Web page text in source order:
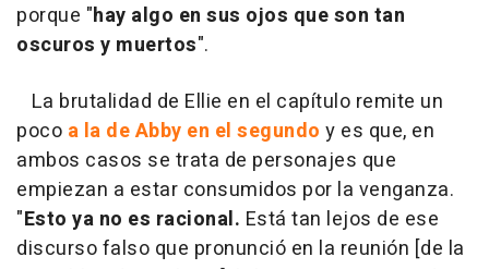
porque "hay algo en sus ojos que son tan
oscuros y muertos".
La brutalidad de Ellie en el capítulo remite un
poco a la de Abby en el segundo y es que, en
ambos casos se trata de personajes que
empiezan a estar consumidos por la venganza.
"Esto ya no es racional. Está tan lejos de ese
discurso falso que pronunció en la reunión [de la